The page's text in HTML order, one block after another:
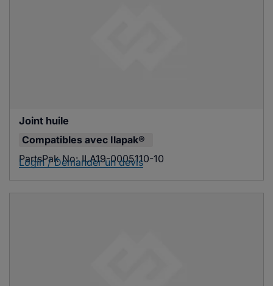
Joint huile
Compatibles avec Ilapak®
PartsPak No:ILA19-0005110-10
Login / Demander un devis